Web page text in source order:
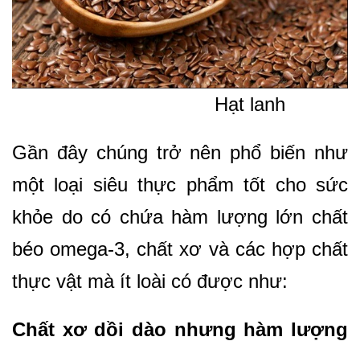
Hạt lanh
Gần đây chúng trở nên phổ biến như
một loại siêu thực phẩm tốt cho sức
khỏe do có chứa hàm lượng lớn chất
béo omega-3, chất xơ và các hợp chất
thực vật mà ít loài có được như:
Chất xơ dồi dào nhưng hàm lượng